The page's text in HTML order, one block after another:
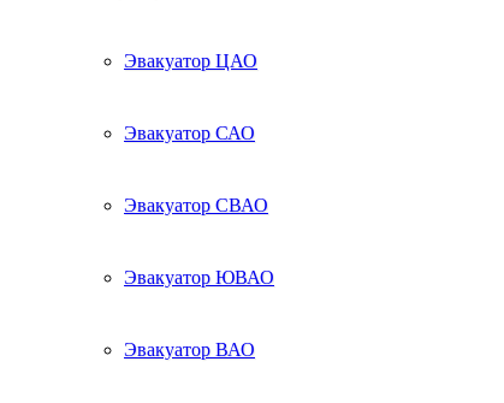
Эвакуатор ЦАО
Эвакуатор САО
Эвакуатор СВАО
Эвакуатор ЮВАО
Эвакуатор ВАО